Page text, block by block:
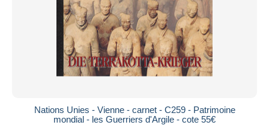
Nations Unies - Vienne - carnet - C259 - Patrimoine
mondial - les Guerriers d'Argile - cote 55€